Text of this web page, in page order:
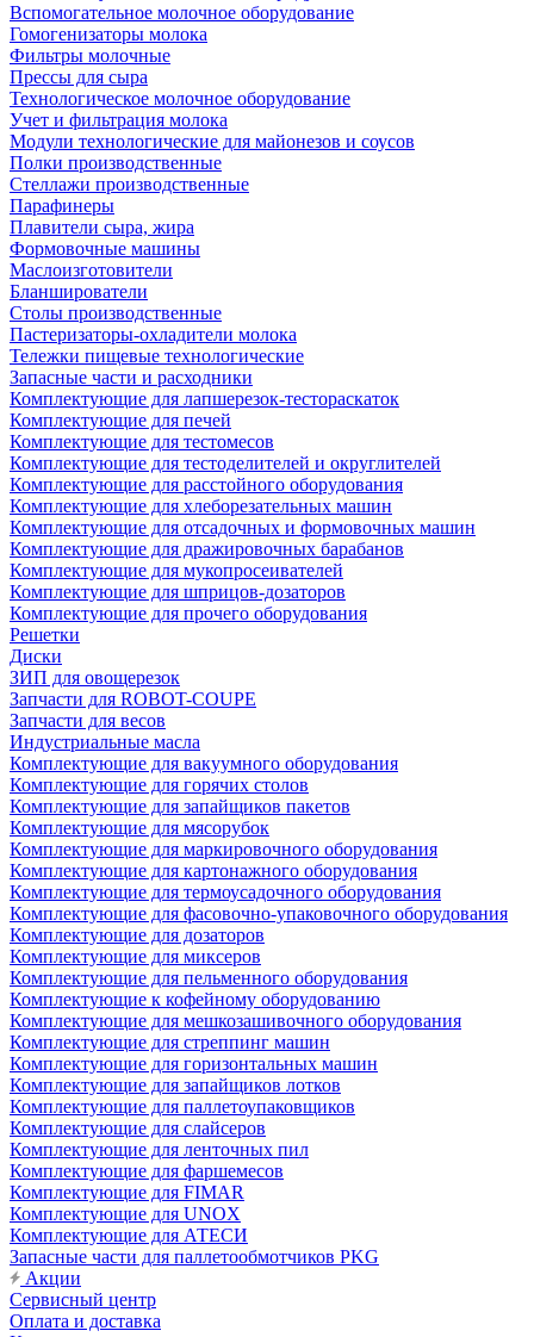
Вспомогательное молочное оборудование
Гомогенизаторы молока
Фильтры молочные
Прессы для сыра
Технологическое молочное оборудование
Учет и фильтрация молока
Модули технологические для майонезов и соусов
Полки производственные
Стеллажи производственные
Парафинеры
Плавители сыра, жира
Формовочные машины
Маслоизготовители
Бланширователи
Столы производственные
Пастеризаторы-охладители молока
Тележки пищевые технологические
Запасные части и расходники
Комплектующие для лапшерезок-тестораскаток
Комплектующие для печей
Комплектующие для тестомесов
Комплектующие для тестоделителей и округлителей
Комплектующие для расстойного оборудования
Комплектующие для хлеборезательных машин
Комплектующие для отсадочных и формовочных машин
Комплектующие для дражировочных барабанов
Комплектующие для мукопросеивателей
Комплектующие для шприцов-дозаторов
Комплектующие для прочего оборудования
Решетки
Диски
ЗИП для овощерезок
Запчасти для ROBOT-COUPE
Запчасти для весов
Индустриальные масла
Комплектующие для вакуумного оборудования
Комплектующие для горячих столов
Комплектующие для запайщиков пакетов
Комплектующие для мясорубок
Комплектующие для маркировочного оборудования
Комплектующие для картонажного оборудования
Комплектующие для термоусадочного оборудования
Комплектующие для фасовочно-упаковочного оборудования
Комплектующие для дозаторов
Комплектующие для миксеров
Комплектующие для пельменного оборудования
Комплектующие к кофейному оборудованию
Комплектующие для мешкозашивочного оборудования
Комплектующие для стреппинг машин
Комплектующие для горизонтальных машин
Комплектующие для запайщиков лотков
Комплектующие для паллетоупаковщиков
Комплектующие для слайсеров
Комплектующие для ленточных пил
Комплектующие для фаршемесов
Комплектующие для FIMAR
Комплектующие для UNOX
Комплектующие для АТЕСИ
Запасные части для паллетообмотчиков PKG
Акции
Сервисный центр
Оплата и доставка